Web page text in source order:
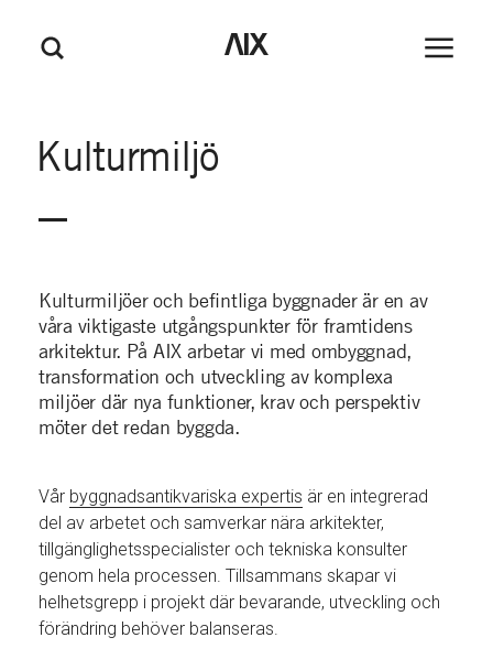
GÅ TILL HUVUDINNEHÅLL
GÅ TILL SIDFOT
M
e
AIX
Sök
Kulturmiljö
Kulturmiljöer och befintliga byggnader är en av
våra viktigaste utgångspunkter för framtidens
arkitektur. På AIX arbetar vi med ombyggnad,
transformation och utveckling av komplexa
miljöer där nya funktioner, krav och perspektiv
möter det redan byggda.
Vår byggnadsantikvariska expertis är en integrerad
del av arbetet och samverkar nära arkitekter,
tillgänglighetsspecialister och tekniska konsulter
genom hela processen. Tillsammans skapar vi
helhetsgrepp i projekt där bevarande, utveckling och
förändring behöver balanseras.